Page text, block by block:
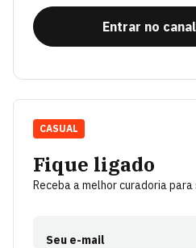
Entrar no
Fique ligado
Receba a melhor curadoria
Seu e-mail
CASUAL